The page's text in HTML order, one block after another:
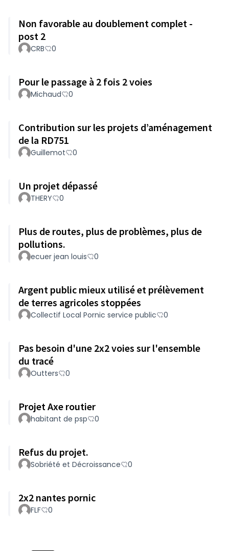
Non favorable au doublement complet -
post 2
CRB 0
Pour le passage à 2 fois 2 voies
Michaud 0
Contribution sur les projets d’aménagement
de la RD751
Guillemot 0
Un projet dépassé
THERY 0
Plus de routes, plus de problèmes, plus de
pollutions.
ecuer jean louis 0
Argent public mieux utilisé et prélèvement
de terres agricoles stoppées
Collectif Local Pornic service public 0
Pas besoin d'une 2x2 voies sur l'ensemble
du tracé
Outters 0
Projet Axe routier
habitant de psp 0
Refus du projet.
Sobriété et Décroissance 0
2x2 nantes pornic
FLF 0